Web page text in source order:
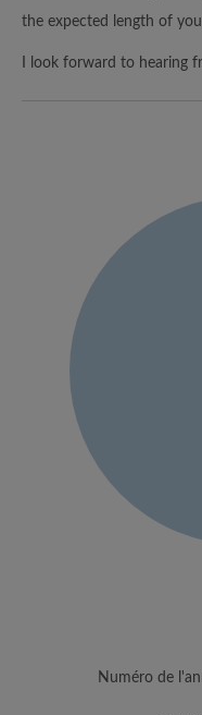
the expected length of
I look forward to hearing
Numéro de